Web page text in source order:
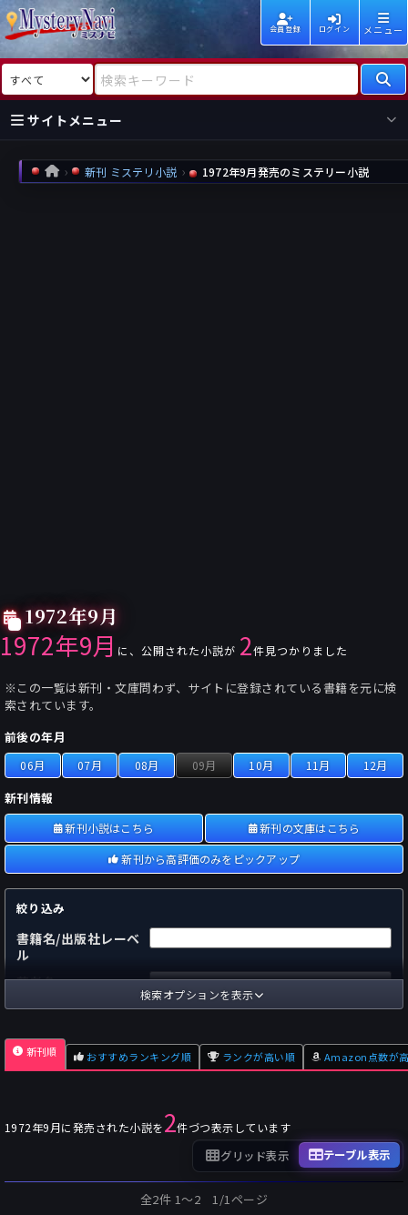
会員登録 ログイン メニュー
検索対象 検索キーワード
サイトメニュー
国内
作家
海外
作家
新着
レビュー
新刊
情報
HOME 新刊 ミステリ小説 1972年9月発売のミステリー小説
1972年9月
1972年9月 に、公開された小説が 2件見つかりました
※この一覧は新刊・文庫問わず、サイトに登録されている書籍を元に検
索されています。
前後の年月
06月 07月 08月 09月 10月 11月 12月
新刊情報
新刊小説はこちら
新刊の文庫はこちら
新刊から高評価のみをピックアップ
絞り込み
書籍名/出版社レーベ
ル
著者名
国内
海外
出版社
フォーマット
単行本
～
Pt
～
Pt
～
検索オプションを表示
新刊順 おすすめランキング順 ランクが高い順 Amazon点数が
1972年9月に発売された小説を2件づつ表示しています
グリッド表示 テーブル表示
全2件 1〜2 1/1ページ